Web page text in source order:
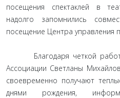
посещения спектаклей в
надолго запомнились
посещение Центра управления
Благодаря четкой работе
Ассоциации Светланы
своевременно получают
днями рождения,